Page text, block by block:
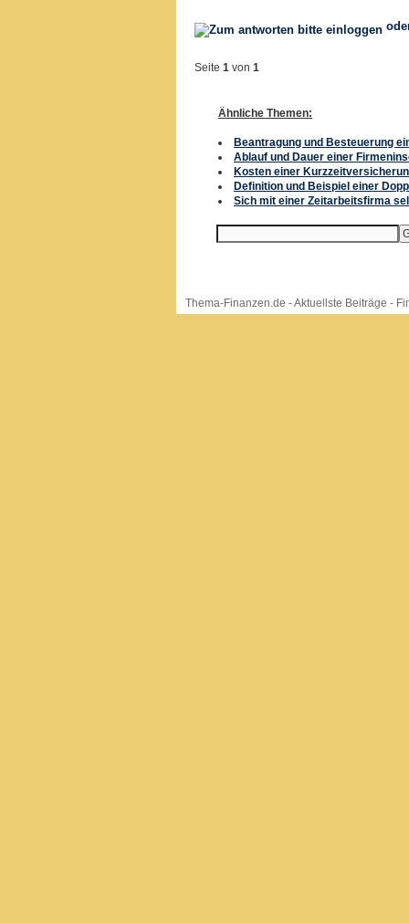
Seite 1 von 1
Ähnliche Themen:
Beantragung und Besteuerung
Ablauf und Dauer einer
Kosten einer
Definition und Beispiel einer
Sich mit einer Zeitarbeitsfirma
Thema-Finanzen.de -Aktuellste Beiträge -